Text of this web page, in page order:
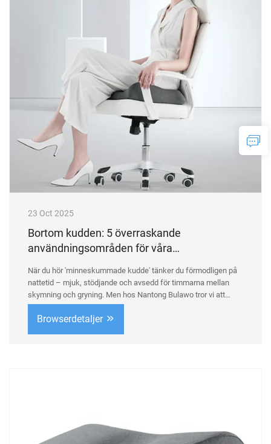
23 Oct 2025
Bortom kudden: 5 överraskande
användningsområden för våra
När du hör 'minneskummade kudde' tänker du förmodligen på
nattetid – mjuk, stödjande och avsedd för timmarna mellan
skymning och gryning. Men hos Nantong Bulawo tror vi att
sann komfort inte bör vara begränsad till sovrummet. Våra
högkvalitativa, pat...
Browserdetaljer